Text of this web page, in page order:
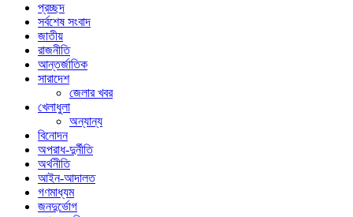
প্রচ্ছদ
সর্বশেষ সংবাদ
জাতীয়
রাজনীতি
আন্তর্জাতিক
সারাদেশ
জেলার খবর
খেলাধুলা
অন্যান্য
বিনোদন
অপরাধ-দুর্নীতি
অর্থনীতি
আইন-আদালত
গণমাধ্যম
জনদুর্ভোগ